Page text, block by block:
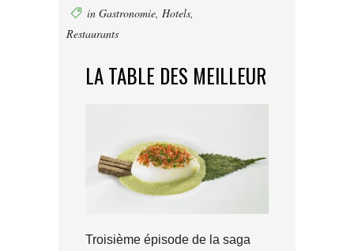
in Gastronomie, Hotels,
Restaurants
LA TABLE DES MEILLEUR
Troisième épisode de la saga